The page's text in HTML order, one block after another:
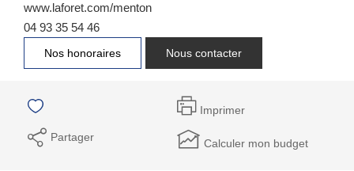
www.laforet.com/menton
04 93 35 54 46
Nos honoraires Nous contacter
Imprimer
Partager Calculer mon budget